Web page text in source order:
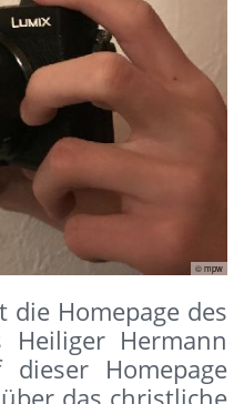
© mpw
die Homepage des
Heiliger Hermann
dieser Homepage
das christliche